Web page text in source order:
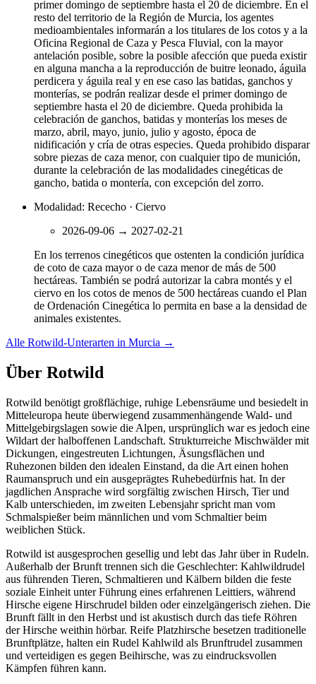
primer domingo de septiembre hasta el 20 de diciembre. En el
resto del territorio de la Región de Murcia, los agentes
medioambientales informarán a los titulares de los cotos y a la
Oficina Regional de Caza y Pesca Fluvial, con la mayor
antelación posible, sobre la posible afección que pueda existir
en alguna mancha a la reproducción de buitre leonado, águila
perdicera y águila real y en ese caso las batidas, ganchos y
monterías, se podrán realizar desde el primer domingo de
septiembre hasta el 20 de diciembre. Queda prohibida la
celebración de ganchos, batidas y monterías los meses de
marzo, abril, mayo, junio, julio y agosto, época de
nidificación y cría de otras especies. Queda prohibido disparar
sobre piezas de caza menor, con cualquier tipo de munición,
durante la celebración de las modalidades cinegéticas de
gancho, batida o montería, con excepción del zorro.
Modalidad: Rececho · Ciervo
2026-09-06 → 2027-02-21
En los terrenos cinegéticos que ostenten la condición jurídica
de coto de caza mayor o de caza menor de más de 500
hectáreas. También se podrá autorizar la cabra montés y el
ciervo en los cotos de menos de 500 hectáreas cuando el Plan
de Ordenación Cinegética lo permita en base a la densidad de
animales existentes.
Alle Rotwild-Unterarten in Murcia →
Über Rotwild
Rotwild benötigt großflächige, ruhige Lebensräume und besiedelt in
Mitteleuropa heute überwiegend zusammenhängende Wald- und
Mittelgebirgslagen sowie die Alpen, ursprünglich war es jedoch eine
Wildart der halboffenen Landschaft. Strukturreiche Mischwälder mit
Dickungen, eingestreuten Lichtungen, Äsungsflächen und
Ruhezonen bilden den idealen Einstand, da die Art einen hohen
Raumanspruch und ein ausgeprägtes Ruhebedürfnis hat. In der
jagdlichen Ansprache wird sorgfältig zwischen Hirsch, Tier und
Kalb unterschieden, im zweiten Lebensjahr spricht man vom
Schmalspießer beim männlichen und vom Schmaltier beim
weiblichen Stück.
Rotwild ist ausgesprochen gesellig und lebt das Jahr über in Rudeln.
Außerhalb der Brunft trennen sich die Geschlechter: Kahlwildrudel
aus führenden Tieren, Schmaltieren und Kälbern bilden die feste
soziale Einheit unter Führung eines erfahrenen Leittiers, während
Hirsche eigene Hirschrudel bilden oder einzelgängerisch ziehen. Die
Brunft fällt in den Herbst und ist akustisch durch das tiefe Röhren
der Hirsche weithin hörbar. Reife Platzhirsche besetzen traditionelle
Brunftplätze, halten ein Rudel Kahlwild als Brunftrudel zusammen
und verteidigen es gegen Beihirsche, was zu eindrucksvollen
Kämpfen führen kann.